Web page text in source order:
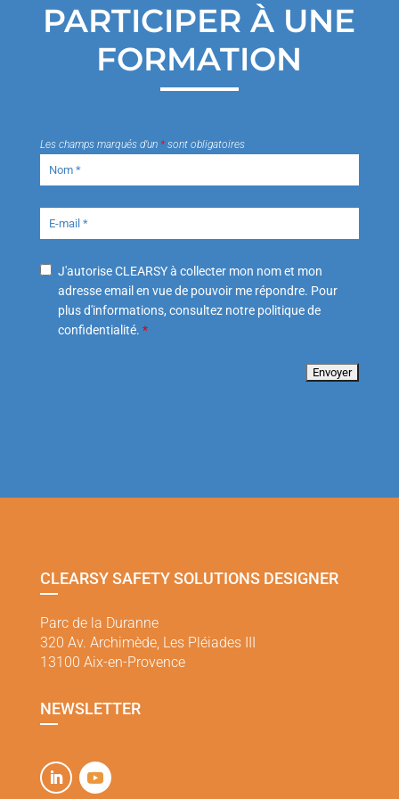
PARTICIPER À UNE
FORMATION
Les champs marqués d’un *sont obligatoires
J'autorise CLEARSY à collecter mon nom et mon
adresse email en vue de pouvoir me répondre. Pour
plus d'informations, consultez notre politique de
confidentialité. *
CLEARSY SAFETY SOLUTIONS DESIGNER
Parc de la Duranne
320 Av. Archimède, Les Pléiades III
13100 Aix-en-Provence
NEWSLETTER